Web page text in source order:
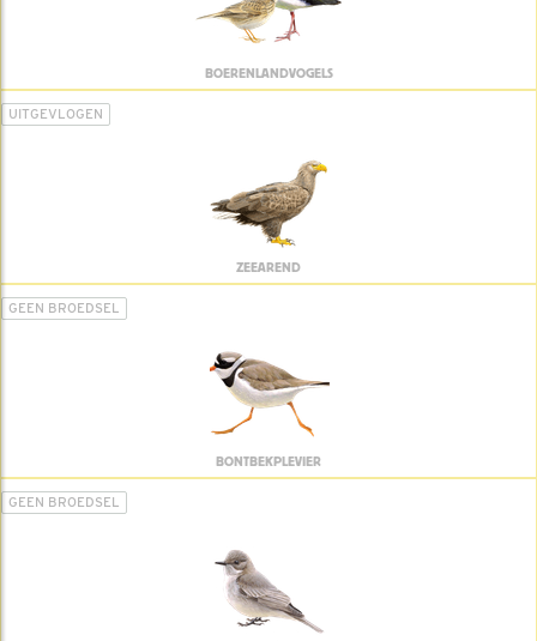
BOERENLANDVOGELS
UITGEVLOGEN
ZEEAREND
GEEN BROEDSEL
BONTBEKPLEVIER
GEEN BROEDSEL